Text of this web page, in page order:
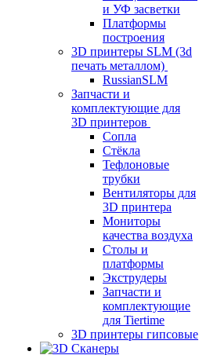
и УФ засветки
Платформы
построения
3D принтеры SLM (3d
печать металлом)
RussianSLM
Запчасти и
комплектующие для
3D принтеров
Сопла
Cтёкла
Тефлоновые
трубки
Вентиляторы для
3D принтера
Мониторы
качества воздуха
Столы и
платформы
Экструдеры
Запчасти и
комплектующие
для Tiertime
3D принтеры гипсовые